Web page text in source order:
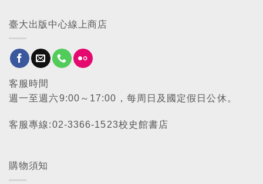
臺大出版中心線上商店
客服時間
週一至週六9:00～17:00，每周日及國定假日公休。
客服專線:02-3366-1523校史館書店
購物須知